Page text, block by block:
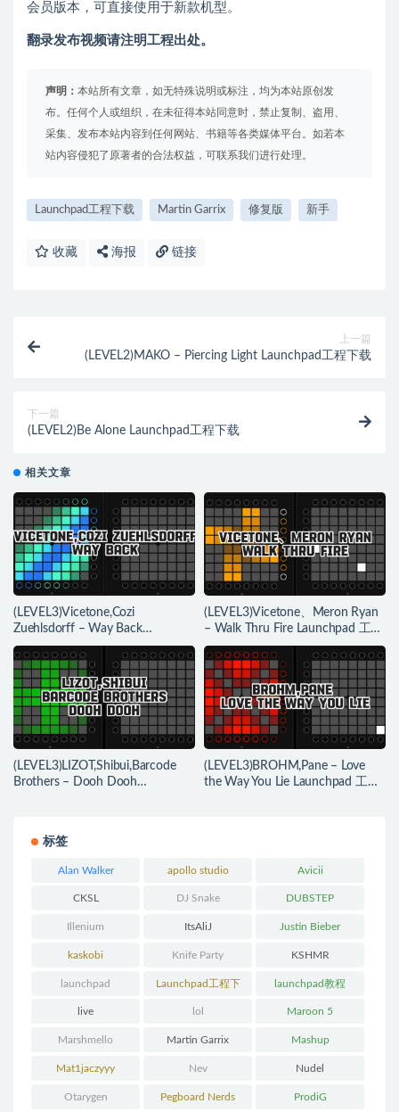
会员版本，可直接使用于新款机型。
翻录发布视频请注明工程出处。
声明： 本站所有文章，如无特殊说明或标注，均为本站原创发
布。任何个人或组织，在未征得本站同意时，禁止复制、盗用、
采集、发布本站内容到任何网站、书籍等各类媒体平台。如若本
站内容侵犯了原著者的合法权益，可联系我们进行处理。
Launchpad工程下载 Martin Garrix 修复版 新手
收藏 海报 链接
上一篇
(LEVEL2)MAKO – Piercing Light Launchpad工程下载
下一篇
(LEVEL2)Be Alone Launchpad工程下载
相关文章
(LEVEL3)Vicetone,Cozi
Zuehlsdorff – Way Back
Launchpad 工程下载
(LEVEL3)Vicetone、Meron Ryan
– Walk Thru Fire Launchpad 工程
下载
(LEVEL3)LIZOT,Shibui,Barcode
Brothers – Dooh Dooh
(LEVEL3)BROHM,Pane – Love
the Way You Lie Launchpad 工程
标签
Alan Walker apollo studio Avicii
CKSL DJ Snake DUBSTEP
Illenium ItsAliJ Justin Bieber
kaskobi Knife Party KSHMR
launchpad Launchpad工程下
载
launchpad教程
live lol Maroon 5
Marshmello Martin Garrix Mashup
Mat1jaczyyy Nev Nudel
Otarygen Pegboard Nerds ProdiG